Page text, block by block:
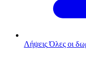
Λήψεις Όλες οι